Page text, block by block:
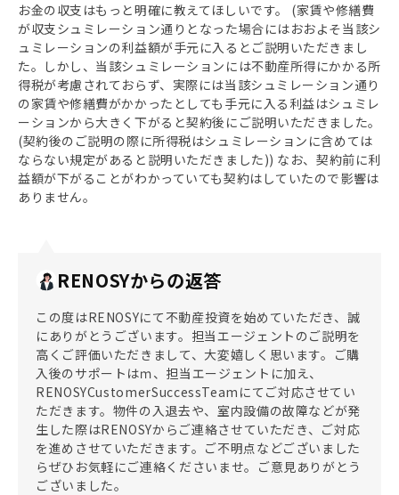
お金の収支はもっと明確に教えてほしいです。 (家賃や修繕費
が収支シュミレーション通りとなった場合にはおおよそ当該シ
ュミレーションの利益額が手元に入るとご説明いただきまし
た。しかし、当該シュミレーションには不動産所得にかかる所
得税が考慮されておらず、実際には当該シュミレーション通り
の家賃や修繕費がかかったとしても手元に入る利益はシュミレ
ーションから大きく下がると契約後にご説明いただきました。
(契約後のご説明の際に所得税はシュミレーションに含めては
ならない規定があると説明いただきました)) なお、契約前に利
益額が下がることがわかっていても契約はしていたので影響は
ありません。
RENOSYからの返答
この度はRENOSYにて不動産投資を始めていただき、誠
にありがとうございます。担当エージェントのご説明を
高くご評価いただきまして、大変嬉しく思います。ご購
入後のサポートはｍ、担当エージェントに加え、
RENOSYCustomerSuccessTeamにてご対応させてい
ただきます。物件の入退去や、室内設備の故障などが発
生した際はRENOSYからご連絡させていただき、ご対応
を進めさせていただきます。ご不明点などございました
らぜひお気軽にご連絡くださいませ。ご意見ありがとう
ございました。